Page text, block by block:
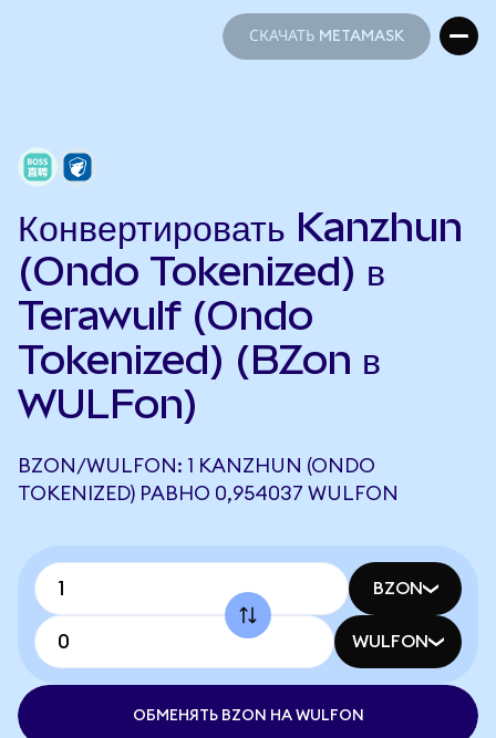
СКАЧАТЬ METAMASK
Конвертировать Kanzhun
(Ondo Tokenized) в
Terawulf (Ondo
Tokenized) (BZon в
WULFon)
BZON/WULFON: 1 KANZHUN (ONDO
TOKENIZED) РАВНО 0,954037 WULFON
BZON
WULFON
ОБМЕНЯТЬ BZON НА WULFON